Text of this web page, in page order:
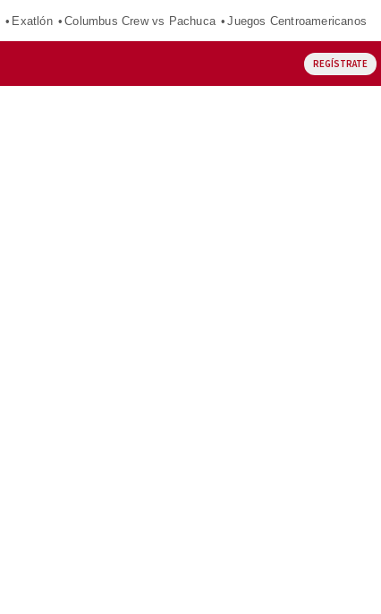
Exatlón Columbus Crew vs Pachuca Juegos Centroamericanos
REGÍSTRATE